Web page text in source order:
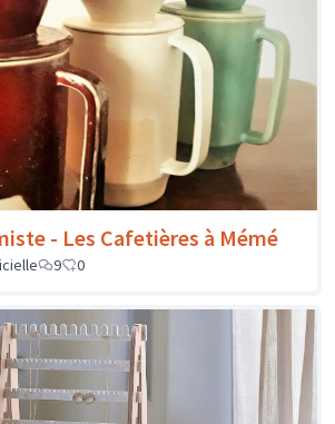
- Les Cafetières à Mémé
9 0